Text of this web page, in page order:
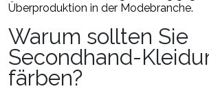
Überproduktion in der Modebranche.
Warum sollten Sie
Secondhand-
färben?